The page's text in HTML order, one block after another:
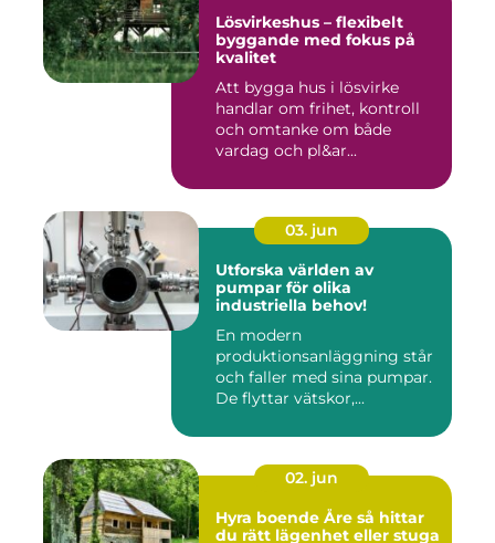
Lösvirkeshus – flexibelt
byggande med fokus på
kvalitet
Att bygga hus i lösvirke
handlar om frihet, kontroll
och omtanke om både
vardag och pl&ar...
03. jun
Utforska världen av
pumpar för olika
industriella behov!
En modern
produktionsanläggning står
och faller med sina pumpar.
De flyttar vätskor,...
02. jun
Hyra boende Åre så hittar
du rätt lägenhet eller stuga